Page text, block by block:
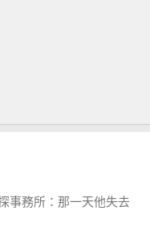
事務所：那一天他失去